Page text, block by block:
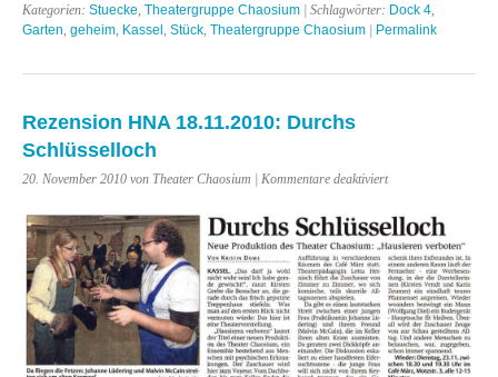
Kategorien: Stuecke Theatergruppe Chaosium | Schlagwörter: Dock 4
Garten geheim Kassel Stück Theatergruppe Chaosium | Permalink
Rezension HNA 18.11.2010: Durchs
Schlüsselloch
20. November 2010 von Theater Chaosium | Kommentare deaktiviertfür
HNA
18.11.2010:
Durchs
Schlüsselloch